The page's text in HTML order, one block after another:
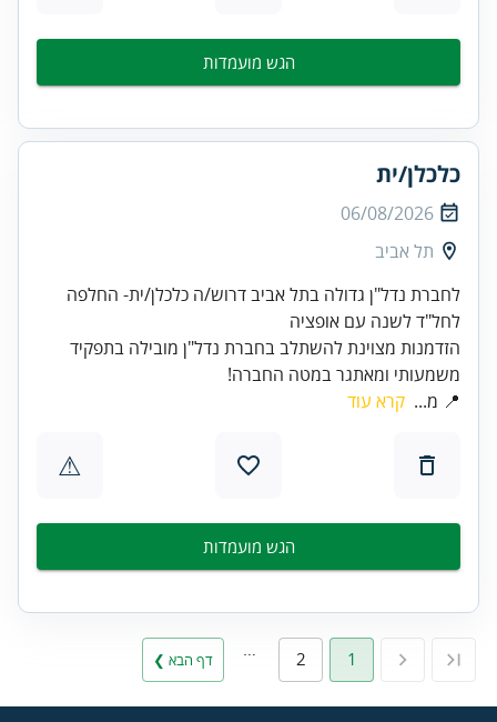
הגש מועמדות
כלכלן/ית
06/08/2026
תל אביב
לחברת נדל"ן גדולה בתל אביב דרוש/ה כלכלן/ית- החלפה
הזדמנות מצוינת להשתלב בחברת נדל"ן מובילה בתפקיד
משמעותי ומאתגר במטה החברה!
📍 מ... קרא עוד
⚠
הגש מועמדות
1
2 דף הבא ❯